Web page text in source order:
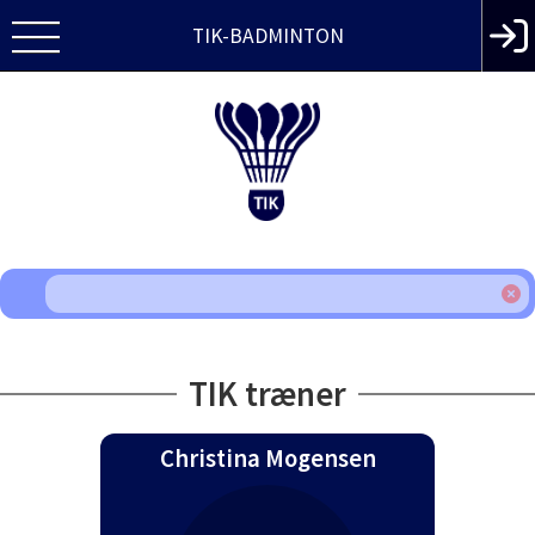
TIK-BADMINTON
TIK træner
Christina Mogensen